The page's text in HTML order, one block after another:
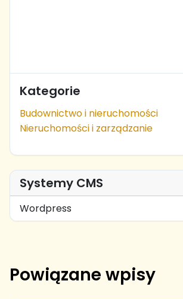
Kategorie
Budownictwo i nieruchomości
Nieruchomości i zarządzanie
Systemy CMS
Wordpress
Powiązane wpisy